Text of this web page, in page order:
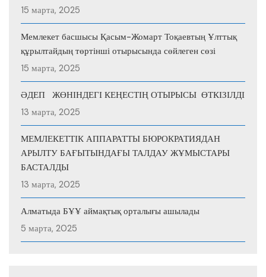
15 марта, 2025
Мемлекет басшысы Қасым-Жомарт Тоқаевтың Ұлттық
құрылтайдың төртінші отырысында сөйлеген сөзі
15 марта, 2025
ӘДЕП ЖӨНІНДЕГІ КЕҢЕСТІҢ ОТЫРЫСЫ ӨТКІЗІЛДІ
13 марта, 2025
МЕМЛЕКЕТТІК АППАРАТТЫ БЮРОКРАТИЯДАН
АРЫЛТУ БАҒЫТЫНДАҒЫ ТАЛДАУ ЖҰМЫСТАРЫ
БАСТАЛДЫ
13 марта, 2025
Алматыда БҰҰ аймақтық орталығы ашылады
5 марта, 2025